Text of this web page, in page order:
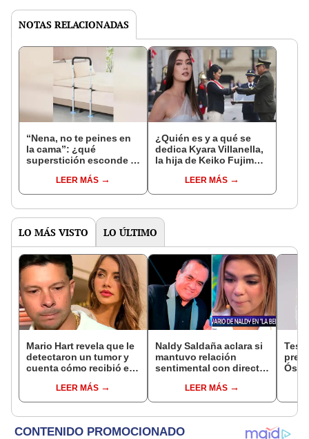
NOTAS RELACIONADAS
“Nena, no te peines en
la cama”: ¿qué
superstición esconde la
Enanitos Verdes?
LEER MÁS
¿Quién es y a qué se
dedica Kyara Villanella,
la hija de Keiko Fujimori
nivel nacional?
LEER MÁS
LO MÁS VISTO LO ÚLTIMO
Mario Hart revela que le
detectaron un tumor y
cuenta cómo recibió el
muy fuertes..."
LEER MÁS
Naldy Saldaña aclara si
mantuvo relación
sentimental con director
denunciarlo por
tocamientos: “Me
LEER MÁS